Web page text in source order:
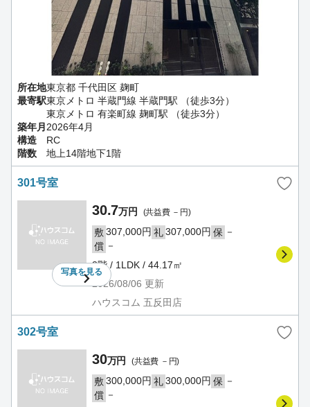
所在地東京都 千代田区 麹町
最寄駅東京メトロ 半蔵門線 半蔵門駅 （徒歩3分）
東京メトロ 有楽町線 麹町駅 （徒歩3分）
築年月2026年4月
構造
RC
階数
地上14階地下1階
301号室
写真を見る
30.7万円 (共益費 －円)
敷307,000円 礼307,000円 保 －
償 －
3階 / 1LDK / 44.17㎡
2026/08/06 更新
ハウスコム 五反田店
302号室
30万円 (共益費 －円)
敷300,000円 礼300,000円 保 －
償 －